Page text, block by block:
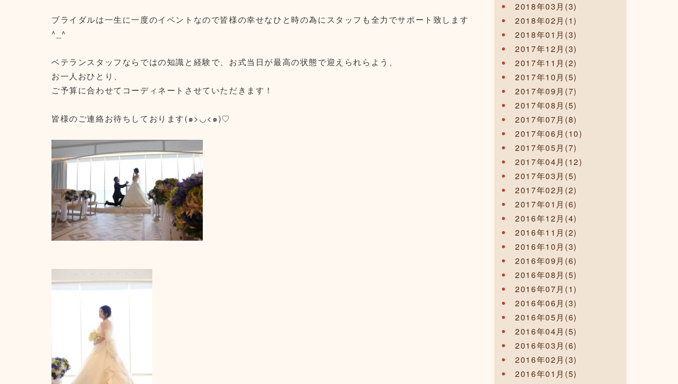
ブライダルは一生に一度のイベントなので皆様の幸せなひと時の為にスタッフも全力でサポート致します
^_^
ベテランスタッフならではの知識と経験で、お式当日が最高の状態で迎えられらよう、
お一人おひとり、
ご予算に合わせてコーディネートさせていただきます！
皆様のご連絡お待ちしております(๑>◡<๑)♡
2018年03月(3)
2018年02月(1)
2018年01月(3)
2017年12月(3)
2017年11月(2)
2017年10月(5)
2017年09月(7)
2017年08月(5)
2017年07月(8)
2017年06月(10)
2017年05月(7)
2017年04月(12)
2017年03月(5)
2017年02月(2)
2017年01月(6)
2016年12月(4)
2016年11月(2)
2016年10月(3)
2016年09月(6)
2016年08月(5)
2016年07月(1)
2016年06月(3)
2016年05月(6)
2016年04月(5)
2016年03月(6)
2016年02月(3)
2016年01月(5)